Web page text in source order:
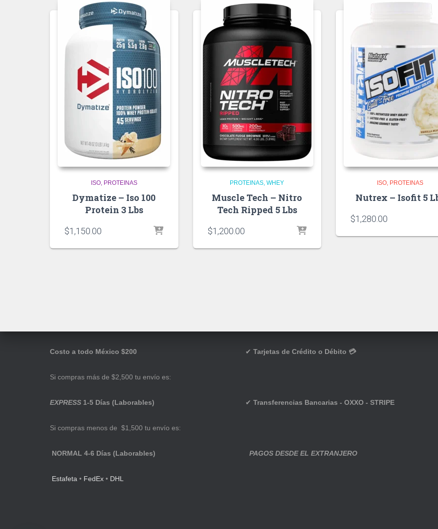
ISO PROTEINAS
Dymatize – Iso 100
Protein 3 Lbs
$1,150.00
PROTEINAS WHEY
Muscle Tech – Nitro
Tech Ripped 5 Lbs
$1,200.00
ISO PROTEINAS
Nutrex – Isofit 5
$1,280.00
Costo a todo México $200
Si compras más de $2,500 tu envío es:
EXPRESS 1-5 Días (Laborables)
Si compras menos de $1,500 tu envío es:
NORMAL 4-6 Días (Laborables)
Estafeta • FedEx • DHL
✔ Tarjetas de Crédito o Débito 💳
✔ Transferencias Bancarias - OXXO - STRIPE
PAGOS DESDE EL EXTRANJERO